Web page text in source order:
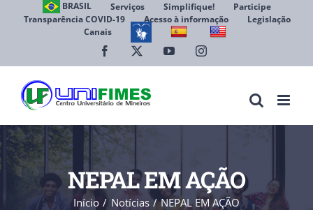
BRASIL Serviços Simplifique!
Participe
Transparência COVID-19
Acesso à informação
Legislação
Canais
Facebook YouTubeInstagram
NEPAL EM AÇÃO
Início Notícias NEPAL EM AÇÃO